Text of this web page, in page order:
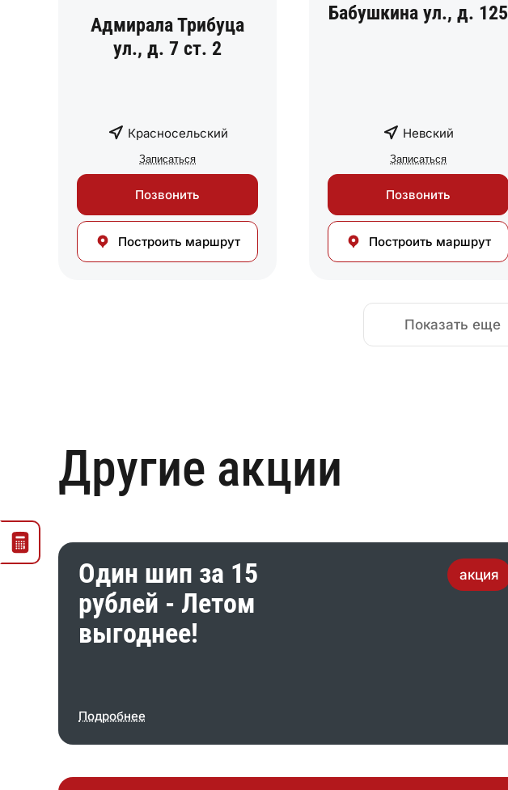
Адмирала Трибуца
ул., д. 7 ст. 2
Красносельский
Записаться
Позвонить
Построить маршрут
Бабушкина ул., д. 125
Невский
Записаться
Позвонить
Построить маршрут
Показать еще
Другие акции
Один шип за 15
рублей - Летом
выгоднее!
Подробнее
акция